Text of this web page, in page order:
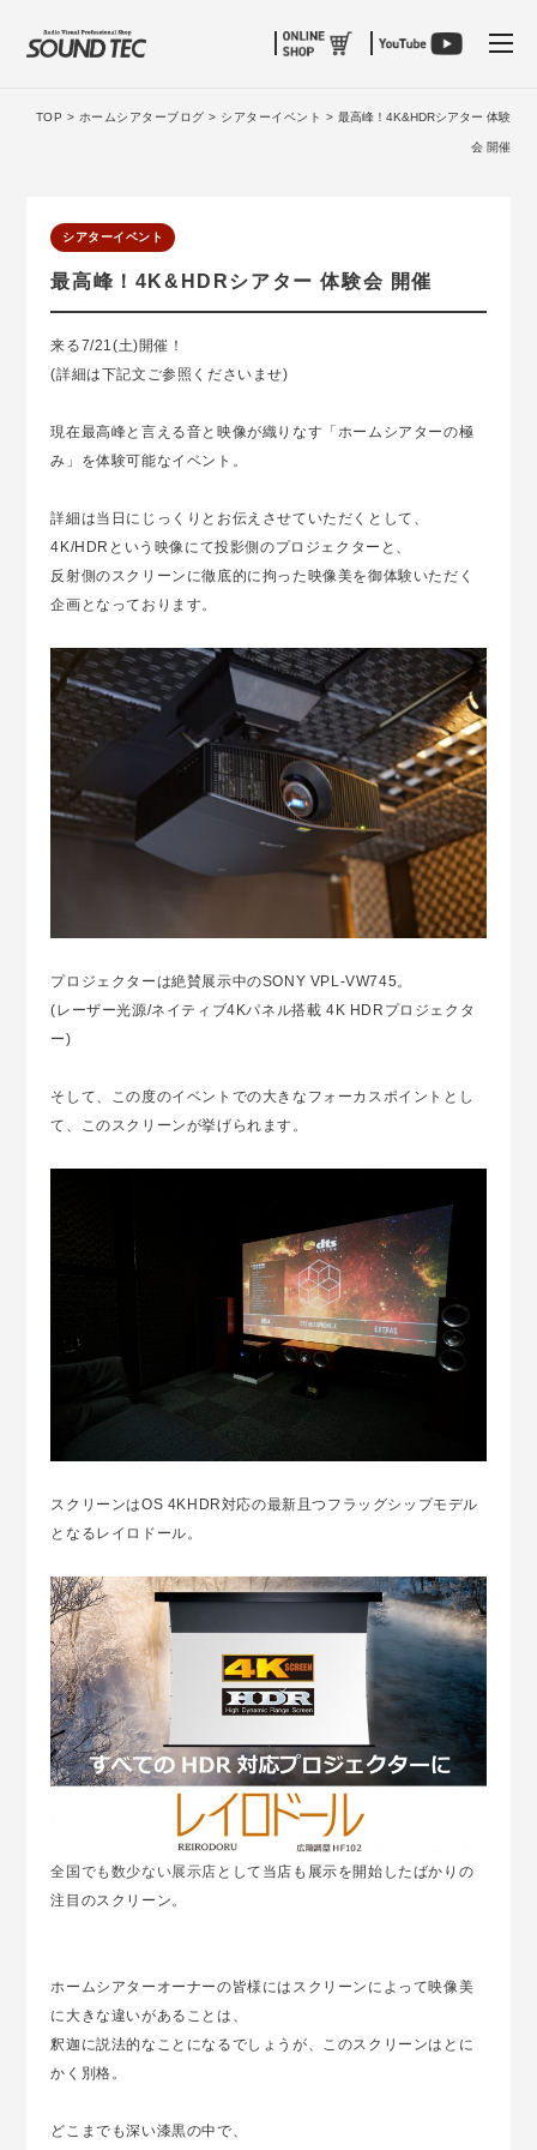
TOP > ホームシアターブログ > シアターイベント > 最高峰！4K&HDRシアター 体験
会 開催
シアターイベント
最高峰！4K&HDRシアター 体験会 開催
来る7/21(土)開催！
(詳細は下記文ご参照くださいませ)
現在最高峰と言える音と映像が織りなす「ホームシアターの極
み」を体験可能なイベント。
詳細は当日にじっくりとお伝えさせていただくとして、
4K/HDRという映像にて投影側のプロジェクターと、
反射側のスクリーンに徹底的に拘った映像美を御体験いただく
企画となっております。
プロジェクターは絶賛展示中のSONY VPL-VW745。
(レーザー光源/ネイティブ4Kパネル搭載 4K HDRプロジェクタ
ー)
そして、この度のイベントでの大きなフォーカスポイントとし
て、このスクリーンが挙げられます。
スクリーンはOS 4KHDR対応の最新且つフラッグシップモデル
となるレイロドール。
全国でも数少ない展示店 として当店も展示を開始したばかりの
注目のスクリーン。
ホームシアターオーナーの皆様にはスクリーンによって映像美
に大きな違いがあることは、
釈迦に説法的なことになるでしょうが、このスクリーンはとに
かく別格。
どこまでも深い漆黒の中で、